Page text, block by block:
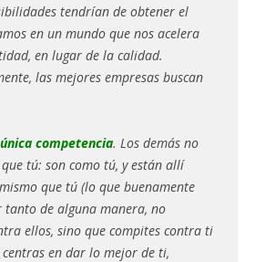
tendrían de obtener el
en un mundo que nos acelera
en lugar de la calidad.
las mejores empresas buscan
competencia. Los demás no
tú: son como tú, y están allí
que tú (lo que buenamente
tanto de alguna manera, no
ellos, sino que compites contra ti
en dar lo mejor de ti,